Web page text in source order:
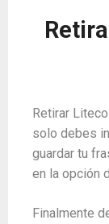
Retirar
solo debes
guardar tu
en la opción
Finalmente